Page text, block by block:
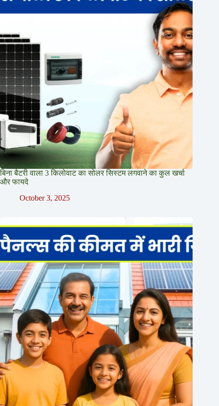
बिना बैटरी वाला 3 किलोवाट का सोलर सिस्टम लगवाने का कुल खर्चा
और फायदे
October 3, 2025